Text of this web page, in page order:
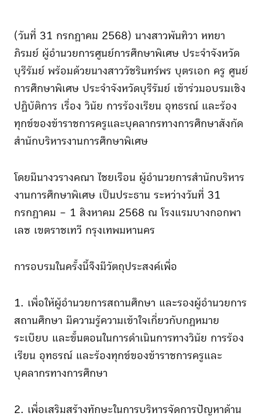
(วันที่ 31 กรกฎาคม 2568) นางสาวพันทิวา หทยา
ภิรมย์ ผู้อำนวยการศูนย์การศึกษาพิเศษ ประจำจังหวัด
บุรีรัมย์ พร้อมด้วยนางสาววัชรินทร์พร บุตรเอก ครู ศูนย์
การศึกษาพิเศษ ประจำจังหวัดบุรีรัมย์ เข้าร่วมอบรมเชิง
ปฏิบัติการ เรื่อง วินัย การร้องเรียน อุทธรณ์ และร้อง
ทุกข์ของข้าราชการครูและบุคลากรทางการศึกษาสังกัด
สำนักบริหารงานการศึกษาพิเศษ
โดยมีนางวรางคณา ไชยเรือน ผู้อำนวยการสำนักบริหาร
งานการศึกษาพิเศษ เป็นประธาน ระหว่างวันที่ 31
กรกฎาคม – 1 สิงหาคม 2568 ณ โรงแรมบางกอกพา
เลซ เขตราชเทวี กรุงเทพมหานคร
การอบรมในครั้งนี้จึงมีวัตถุประสงค์เพื่อ
1. เพื่อให้ผู้อำนวยการสถานศึกษา และรองผู้อำนวยการ
สถานศึกษา มีความรู้ความเข้าใจเกี่ยวกับกฎหมาย
ระเบียบ และขั้นตอนในการดำเนินการทางวินัย การร้อง
เรียน อุทธรณ์ และร้องทุกข์ของข้าราชการครูและ
บุคลากรทางการศึกษา
2. เพื่อเสริมสร้างทักษะในการบริหารจัดการปัญหาด้าน